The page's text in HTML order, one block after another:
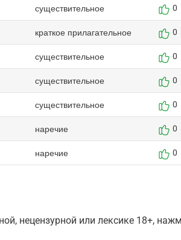
существительное 0
краткое прилагательное 0
существительное 0
существительное 0
существительное 0
наречие 0
наречие 0
нецензурной или лексике 18+,